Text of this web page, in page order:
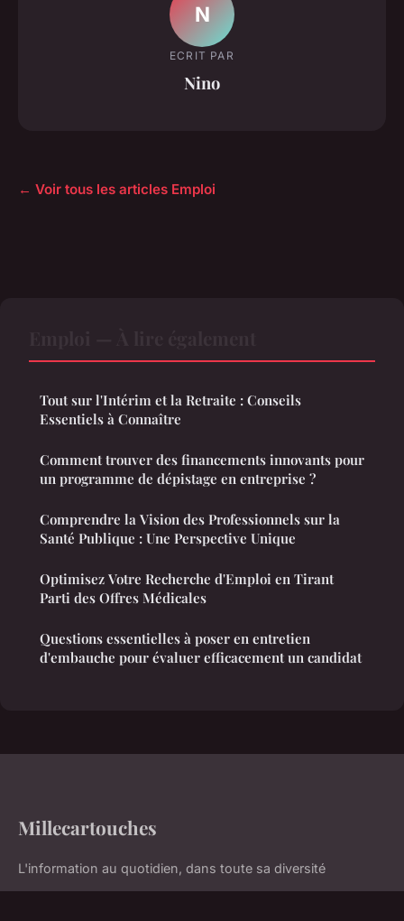
N
ECRIT PAR
Nino
← Voir tous les articles Emploi
Tout sur l'Intérim et la Retraite : Conseils
Essentiels à Connaître
Comment trouver des financements innovants pour
un programme de dépistage en entreprise ?
Comprendre la Vision des Professionnels sur la
Santé Publique : Une Perspective Unique
Optimisez Votre Recherche d'Emploi en Tirant
Parti des Offres Médicales
Questions essentielles à poser en entretien
d'embauche pour évaluer efficacement un candidat
Millecartouches
L'information au quotidien, dans toute sa diversité